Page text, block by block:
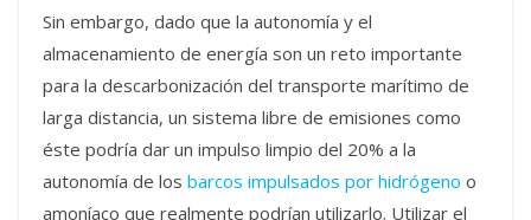
Sin embargo, dado que la autonomía y el
almacenamiento de energía son un reto importante
para la descarbonización del transporte marítimo de
larga distancia, un sistema libre de emisiones como
éste podría dar un impulso limpio del 20% a la
autonomía de los barcos impulsados por hidrógeno o
amoníaco que realmente podrían utilizarlo. Utilizar el